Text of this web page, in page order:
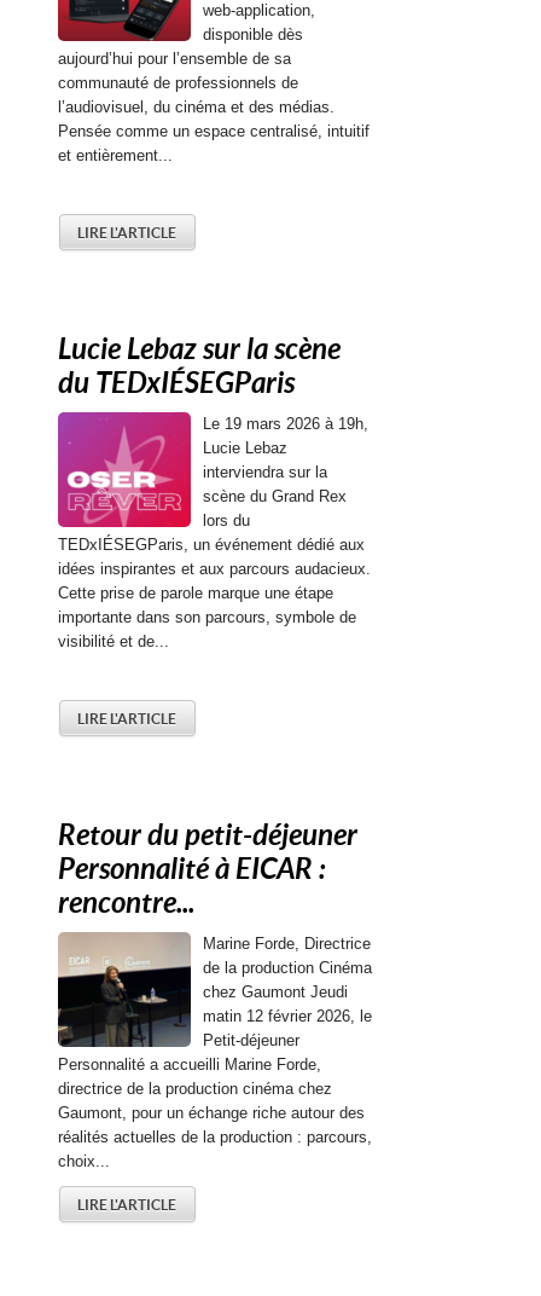
web-application,
disponible dès
aujourd’hui pour l’ensemble de sa
communauté de professionnels de
l’audiovisuel, du cinéma et des médias.
Pensée comme un espace centralisé, intuitif
et entièrement...
LIRE L'ARTICLE
Lucie Lebaz sur la scène
du TEDxIÉSEGParis
Le 19 mars 2026 à 19h,
Lucie Lebaz
interviendra sur la
scène du Grand Rex
lors du
TEDxIÉSEGParis, un événement dédié aux
idées inspirantes et aux parcours audacieux.
Cette prise de parole marque une étape
importante dans son parcours, symbole de
visibilité et de...
LIRE L'ARTICLE
Retour du petit-déjeuner
Personnalité à EICAR :
rencontre...
Marine Forde, Directrice
de la production Cinéma
chez Gaumont Jeudi
matin 12 février 2026, le
Petit-déjeuner
Personnalité a accueilli Marine Forde,
directrice de la production cinéma chez
Gaumont, pour un échange riche autour des
réalités actuelles de la production : parcours,
choix...
LIRE L'ARTICLE